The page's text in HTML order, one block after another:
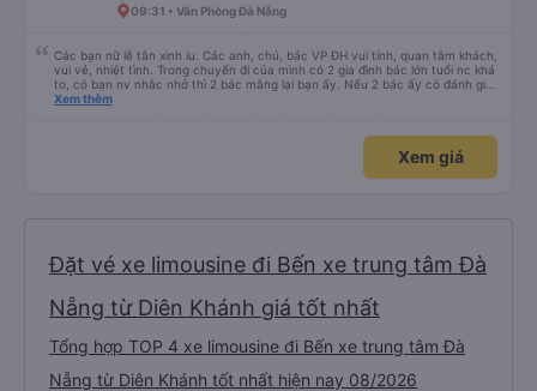
09:31 • Văn Phòng Đà Nẵng
Các bạn nữ lễ tân xinh iu. Các anh, chú, bác VP ĐH vui tính, quan tâm khách,
vui vẻ, nhiệt tình. Trong chuyến đi của mình có 2 gia đình bác lớn tuổi nc khá
to, có bạn nv nhắc nhở thì 2 bác mắng lại bạn ấy. Nếu 2 bác ấy có đánh giá
xấu thì mình ngược lại nha. Bạn ấy nhắc nhở rất đúng. 2 bác nói rất to. To
bạn ấy nha. Nếu bạn ấy bị trừ thì bảo bạn ấy liên hệ sđt của mình, mình hỗ
trợ ạ. Số mình đuôi 666, chuyến ĐH-NT ngày 16/1. À các bạn nữ lễ tân xinh
iu còn đổi cho mình phòng đơn sang đôi xong còn note là (một mình) yêu
Xem thêm
Xem giá
Đặt vé xe limousine đi Bến xe trung tâm Đà
Nẵng từ Diên Khánh giá tốt nhất
Tổng hợp TOP 4 xe limousine đi Bến xe trung tâm Đà
Nẵng từ Diên Khánh tốt nhất hiện nay 08/2026